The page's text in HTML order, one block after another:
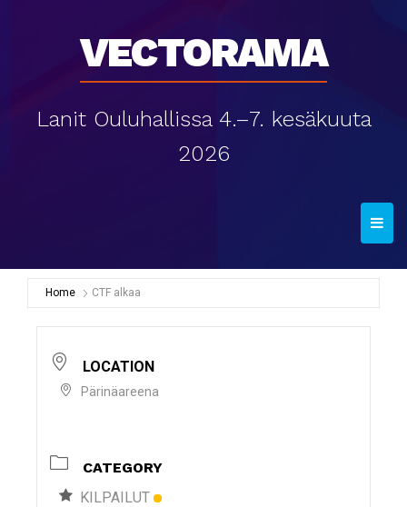
Vectorama
Lanit Ouluhallissa 4.–7. kesäkuuta
2026
T
o
g
l
Home CTF alkaa
LOCATION
Pärinäareena
CATEGORY
KILPAILUT